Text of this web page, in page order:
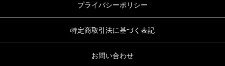
プライバシーポリシー
特定商取引法に基づく表記
お問い合わせ